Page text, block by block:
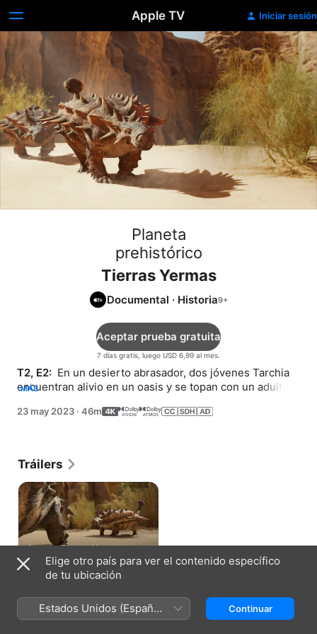
Apple TV Iniciar sesión
Planeta
prehistórico
Tierras Yermas
Documental · Historia
7 días gratis, luego USD 6,99 al mes.
Aceptar prueba gratuita
T2, E2: En un desierto abrasador, dos jóvenes Tarchia
encuentran alivio en un oasis y se topan con un adulto,
MÁS
23 may 2023 · 46m
Tráilers
Avance: Tierras Yermas
1 min
Cómo ver
Elige otro país para ver el contenido específico
de tu ubicación
Estados Unidos (Español
México)
Continuar